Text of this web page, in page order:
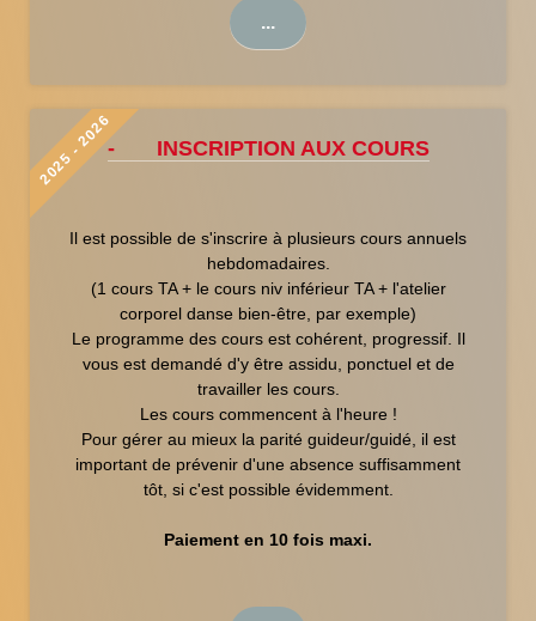
...
2025 - 2026- INSCRIPTION AUX COURS
Il est possible de s'inscrire à plusieurs cours annuels
hebdomadaires.
(1 cours TA + le cours niv inférieur TA + l'atelier
corporel danse bien-être, par exemple)
Le programme des cours est cohérent, progressif. Il
vous est demandé d'y être assidu, ponctuel et de
travailler les cours.
Les cours commencent à l'heure !
Pour gérer au mieux la parité guideur/guidé, il est
important de prévenir d'une absence suffisamment
tôt, si c'est possible évidemment.
Paiement en 10 fois maxi.